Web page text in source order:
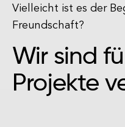
Vielleicht ist es der
Freundschaft?
Wir sind
Projekte